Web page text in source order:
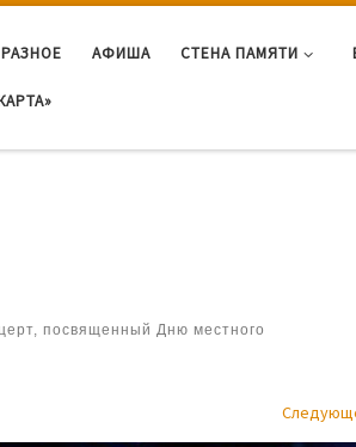
РАЗНОЕ АФИША СТЕНА ПАМЯТИ
посвященный Дню местного